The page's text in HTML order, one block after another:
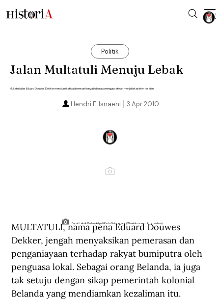
Politik
Jalan Multatuli Menuju Lebak
Multatuli alias Eduard Douwes Dekker mencium ketidakberesan hanya beberapa minggu setelah menjabat asisten residen.
3 Apr 2010
Hendri F. Isnaeni
Bupati Lebak Raden Adipati Karta Natanegara. (Wereldmuseum Amsterdam).
MULTATULI, nama pena Eduard Douwes
Dekker, jengah menyaksikan pemerasan dan
penganiayaan terhadap rakyat bumiputra oleh
penguasa lokal. Sebagai orang Belanda, ia juga
tak setuju dengan sikap pemerintah kolonial
Belanda yang mendiamkan kezaliman itu.